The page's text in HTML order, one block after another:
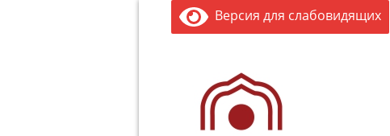
Версия для слабовидящих